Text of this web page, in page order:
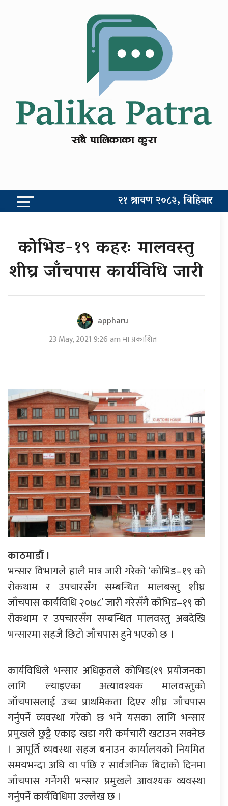
२१ श्रावण २०८३, बिहिबार
कोभिड-१९ कहरः मालवस्तु
शीघ्र जाँचपास कार्यविधि जारी
appharu
23 May, 2021 9:26 am मा प्रकाशित
काठमाडौँ ।
भन्सार विभागले हालै मात्र जारी गरेको ‘कोभिड–१९ को
रोकथाम र उपचारसँग सम्बन्धित मालबस्तु शीघ्र
जाँचपास कार्यविधि २०७८’ जारी गरेसँगै कोभिड–१९ को
रोकथाम र उपचारसँग सम्बन्धित मालवस्तु अबदेखि
भन्सारमा सहजै छिटो जाँचपास हुने भएको छ ।
कार्यविधिले भन्सार अधिकृतले कोभिड(१९ प्रयोजनका
लागि ल्याइएका अत्यावश्यक मालवस्तुको
जाँचपासलाई उच्च प्राथमिकता दिएर शीघ्र जाँचपास
गर्नुपर्ने व्यवस्था गरेको छ भने यसका लागि भन्सार
प्रमुखले छुट्टै एकाइ खडा गरी कर्मचारी खटाउन सक्नेछ
। आपूर्ति व्यवस्था सहज बनाउन कार्यालयको नियमित
समयभन्दा अघि वा पछि र सार्वजनिक बिदाको दिनमा
जाँचपास गर्नेगरी भन्सार प्रमुखले आवश्यक व्यवस्था
गर्नुपर्ने कार्यविधिमा उल्लेख छ ।